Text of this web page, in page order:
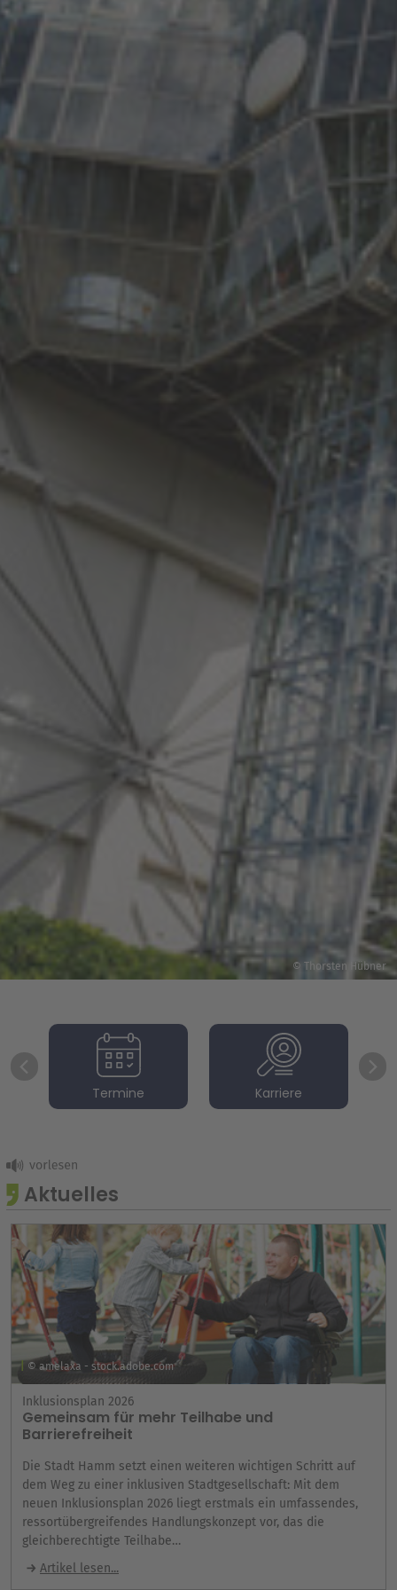
© Thorsten Hübner
Termine Karriere
Aktuelles
© amelaxa - stock.adobe.com
Inklusionsplan 2026
Gemeinsam für mehr Teilhabe und
Barrierefreiheit
Die Stadt Hamm setzt einen weiteren wichtigen Schritt auf
dem Weg zu einer inklusiven Stadtgesellschaft: Mit dem
neuen Inklusionsplan 2026 liegt erstmals ein umfassendes,
ressortübergreifendes Handlungskonzept vor, das die
gleichberechtigte Teilhabe…
Artikel lesen...